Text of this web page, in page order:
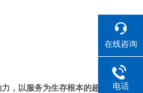
，以服务为生存根本的超
在线咨询
电话